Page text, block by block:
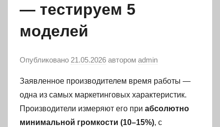
— тестируем 5
моделей
Опубликовано 21.05.2026 автором admin
Заявленное производителем время работы —
одна из самых маркетинговых характеристик.
Производители измеряют его при абсолютно
минимальной громкости (10–15%), с